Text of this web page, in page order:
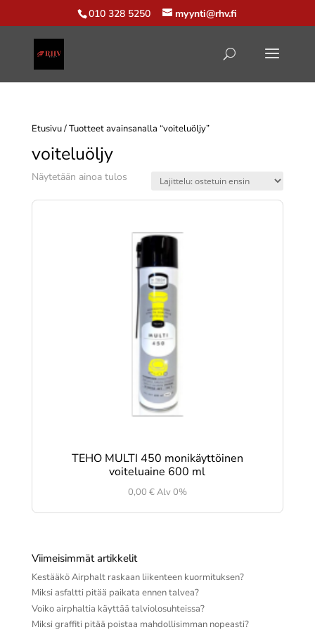
010 328 5250 myynti@rhv.fi
Etusivu/ Tuotteet avainsanalla “voiteluöljy”
voiteluöljy
Näytetään ainoa tulos
TEHO MULTI 450 monikäyttöinen
voiteluaine 600 ml
0,00 €Alv 0%
Viimeisimmät artikkelit
Kestääkö Airphalt raskaan liikenteen kuormituksen?
Miksi asfaltti pitää paikata ennen talvea?
Voiko airphaltia käyttää talviolosuhteissa?
Miksi graffiti pitää poistaa mahdollisimman nopeasti?